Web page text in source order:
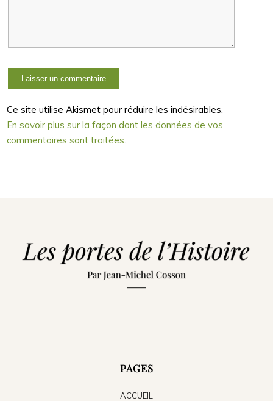
Ce site utilise Akismet pour réduire les indésirables.
En savoir plus sur la façon dont les données de vos
commentaires sont traitées
PAGES
ACCUEIL